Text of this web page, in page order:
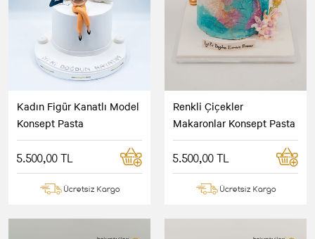
Kadın Figür Kanatlı Model
Konsept Pasta
5.500,00 TL
Ücretsiz Kargo
Renkli Çiçekler
Makaronlar Konsept Pasta
5.500,00 TL
Ücretsiz Kargo